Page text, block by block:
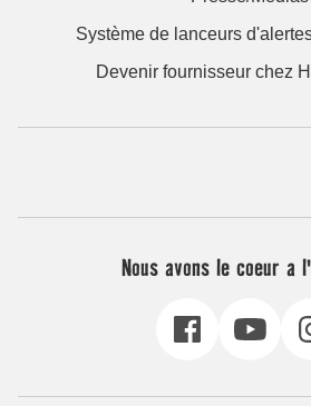
Système de lanceurs
Devenir fournisseur chez
Nous avons le coeur a